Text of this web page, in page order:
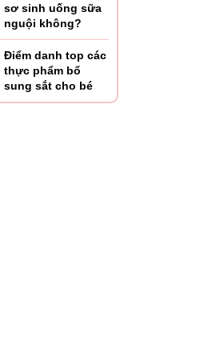
sơ sinh uống sữa
nguội không?
Điểm danh top các
thực phẩm bổ
sung sắt cho bé